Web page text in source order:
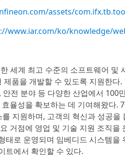
assets/
www.iar.com/ko/knowledge/
세계 최고 수준의 소프트웨어 및
제품을 개발할 수 있도록 지원한다
전 분야 등 다양한 산업에서 100
율성을 확보하는 데 기여해왔다.
지원하며, 고객의 혁신과 성공
거점에 영업 및 기술 지원 조직
태로 운영되며 임베디드 시스템
트에서 확인할 수 있다.